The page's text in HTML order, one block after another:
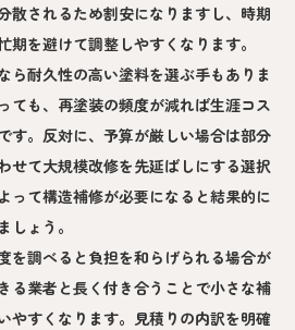
散されるため割安になりますし、時期
期を避けて調整しやすくなります。
ら耐久性の高い塗料を選ぶ手もありま
ても、再塗装の頻度が減れば生涯コス
す。反対に、予算が厳しい場合は部分
せて大規模改修を先延ばしにする選択
って構造補修が必要になると結果的に
ょう。
を調べると負担を和らげられる場合が
る業者と長く付き合うことで小さな補
やすくなります。見積りの内訳を明確